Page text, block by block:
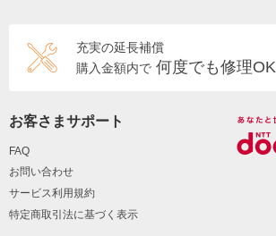
充実の延長補償
購入金額内で 何度でも修理OK
お客さまサポート
FAQ
お問い合わせ
サービス利用規約
特定商取引法に基づく表示